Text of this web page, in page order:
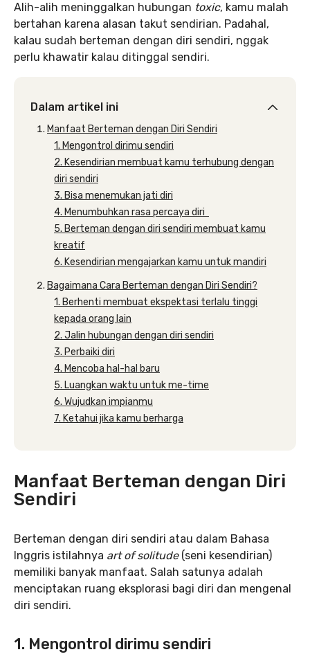
Alih-alih meninggalkan hubungan toxic, kamu malah
bertahan karena alasan takut sendirian. Padahal,
kalau sudah berteman dengan diri sendiri, nggak
perlu khawatir kalau ditinggal sendiri.
Dalam artikel ini
Manfaat Berteman dengan Diri Sendiri
1. Mengontrol dirimu sendiri
2. Kesendirian membuat kamu terhubung dengan
diri sendiri
3. Bisa menemukan jati diri
4. Menumbuhkan rasa percaya diri
5. Berteman dengan diri sendiri membuat kamu
kreatif
6. Kesendirian mengajarkan kamu untuk mandiri
Bagaimana Cara Berteman dengan Diri Sendiri?
1. Berhenti membuat ekspektasi terlalu tinggi
kepada orang lain
2. Jalin hubungan dengan diri sendiri
3. Perbaiki diri
4. Mencoba hal-hal baru
5. Luangkan waktu untuk me-time
6. Wujudkan impianmu
7. Ketahui jika kamu berharga
Manfaat Berteman dengan Diri
Sendiri
Berteman dengan diri sendiri atau dalam Bahasa
Inggris istilahnya art of solitude(seni kesendirian)
memiliki banyak manfaat. Salah satunya adalah
menciptakan ruang eksplorasi bagi diri dan mengenal
diri sendiri.
1. Mengontrol dirimu sendiri